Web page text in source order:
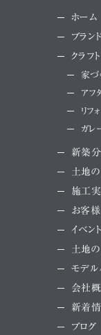
ホーム
ブラン
クラフ
家づ
アフ
リフ
ガレ
新築
土地
施工
お客
イベン
土地
モデル
会社
新着
ブログ